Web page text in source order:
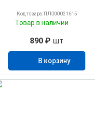
Код товара: ПЛ000021615
Товар в наличии
890 ₽ шт
В корзину